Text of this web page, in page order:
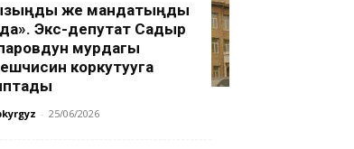
же мандатыңды
Экс-депутат Садыр
мурдагы
коркутууга
- 25/06/2026